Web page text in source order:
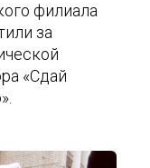
филиала
за
«Сдай